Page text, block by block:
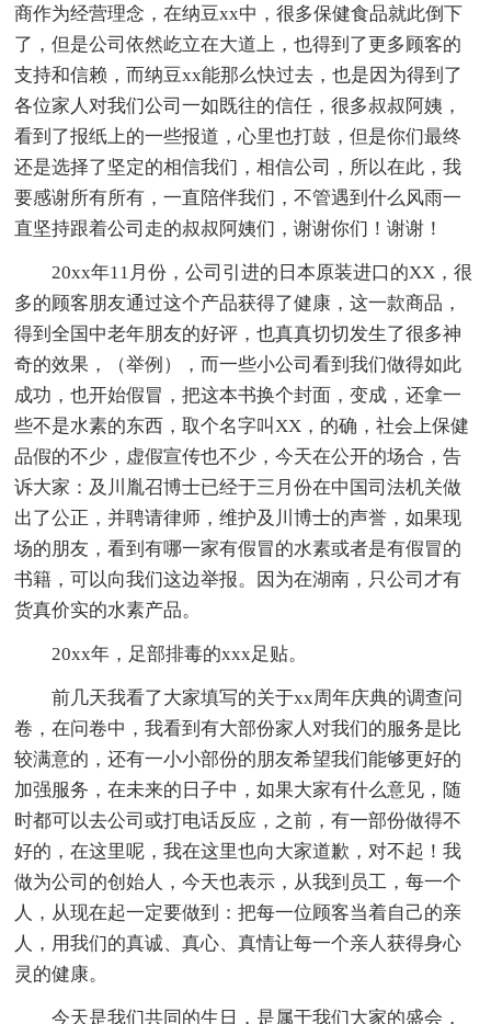
商作为经营理念，在纳豆xx中，很多保健食品就此倒下
了，但是公司依然屹立在大道上，也得到了更多顾客的
支持和信赖，而纳豆xx能那么快过去，也是因为得到了
各位家人对我们公司一如既往的信任，很多叔叔阿姨，
看到了报纸上的一些报道，心里也打鼓，但是你们最终
还是选择了坚定的相信我们，相信公司，所以在此，我
要感谢所有所有，一直陪伴我们，不管遇到什么风雨一
直坚持跟着公司走的叔叔阿姨们，谢谢你们！谢谢！
20xx年11月份，公司引进的日本原装进口的XX，很
多的顾客朋友通过这个产品获得了健康，这一款商品，
得到全国中老年朋友的好评，也真真切切发生了很多神
奇的效果，（举例），而一些小公司看到我们做得如此
成功，也开始假冒，把这本书换个封面，变成，还拿一
些不是水素的东西，取个名字叫XX，的确，社会上保健
品假的不少，虚假宣传也不少，今天在公开的场合，告
诉大家：及川胤召博士已经于三月份在中国司法机关做
出了公正，并聘请律师，维护及川博士的声誉，如果现
场的朋友，看到有哪一家有假冒的水素或者是有假冒的
书籍，可以向我们这边举报。因为在湖南，只公司才有
货真价实的水素产品。
20xx年，足部排毒的xxx足贴。
前几天我看了大家填写的关于xx周年庆典的调查问
卷，在问卷中，我看到有大部份家人对我们的服务是比
较满意的，还有一小小部份的朋友希望我们能够更好的
加强服务，在未来的日子中，如果大家有什么意见，随
时都可以去公司或打电话反应，之前，有一部份做得不
好的，在这里呢，我在这里也向大家道歉，对不起！我
做为公司的创始人，今天也表示，从我到员工，每一个
人，从现在起一定要做到：把每一位顾客当着自己的亲
人，用我们的真诚、真心、真情让每一个亲人获得身心
灵的健康。
今天是我们共同的生日，是属于我们大家的盛会，